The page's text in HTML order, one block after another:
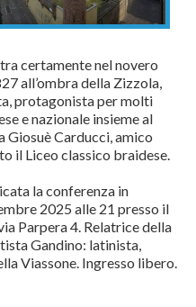
certamente nel novero
all’ombra della Zizzola,
protagonista per molti
e nazionale insieme al
Carducci, amico
il Liceo classico braidese.
la conferenza in
2025 alle 21 presso il
Parpera 4. Relatrice della
Gandino: latinista,
Viassone. Ingresso libero.